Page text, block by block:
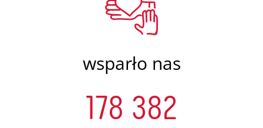
wsparło nas
178 382